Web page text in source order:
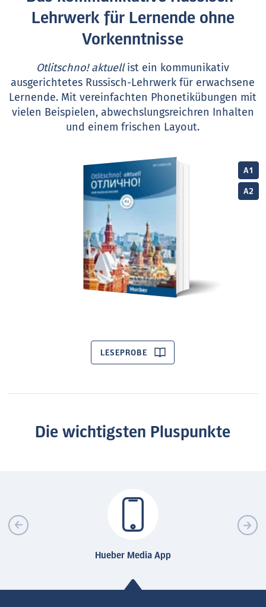
A1
A2
LESEPROBE
Lehrwerk für Lernende ohne
Vorkenntnisse
Otlitschno! aktuellist ein kommunikativ
ausgerichtetes Russisch-Lehrwerk für erwachsene
Lernende. Mit vereinfachten Phonetikübungen mit
vielen Beispielen, abwechslungsreichren Inhalten
und einem frischen Layout.
Die wichtigsten Pluspunkte
Hueber Media App